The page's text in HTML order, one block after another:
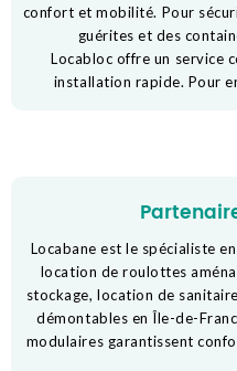
confort et mobilité. Pour
guérites et des
Locabloc offre un service
installation rapide. Pour
Locabane est le spécialiste
location de roulottes
stockage, location de
démontables en Île-de-
modulaires garantissent